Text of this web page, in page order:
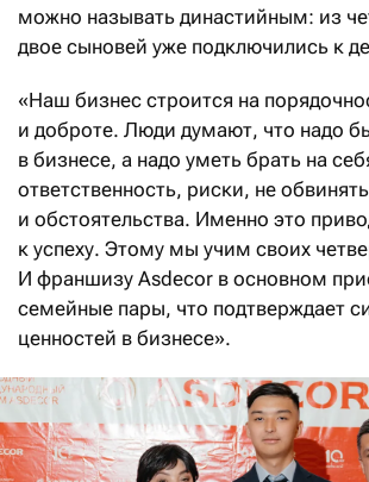
можно называть династийным: из
двое сыновей уже подключились к
«Наш бизнес строится на
и доброте. Люди думают, что надо
в бизнесе, а надо уметь брать на
ответственность, риски, не
и обстоятельства. Именно это
к успеху. Этому мы учим своих
И франшизу Asdecor в основном
семейные пары, что подтверждает
ценностей в бизнесе».